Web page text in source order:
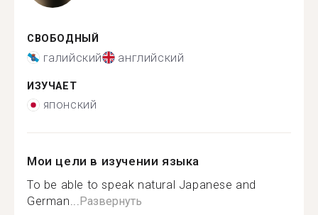
СВОБОДНЫЙ
галийский английский
ИЗУЧАЕТ
японский
Мои цели в изучении языка
To be able to speak natural Japanese and
German...Развернуть